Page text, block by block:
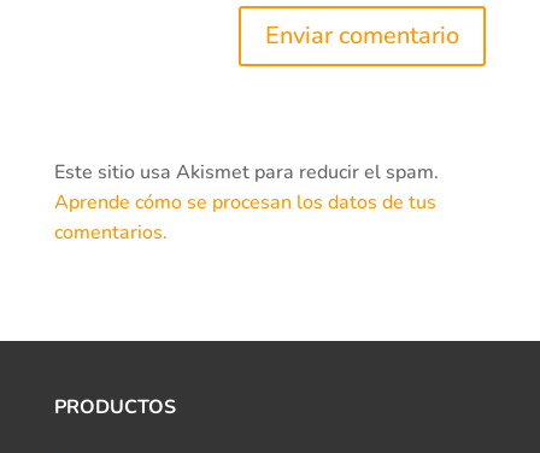
Este sitio usa Akismet para reducir el spam.
Aprende cómo se procesan los datos de tus
comentarios.
PRODUCTOS